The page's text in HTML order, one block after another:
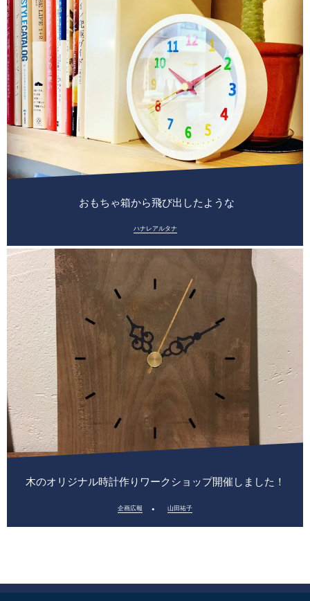
︎ おもちゃ箱から飛び出したような
ハナレアルタナ
木のオリジナル時計作りワークショップ開催しました！
企画広報 山田祐子